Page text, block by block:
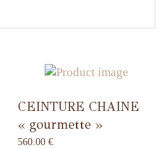
CEINTURE CHAINE
« gourmette »
560.00 €